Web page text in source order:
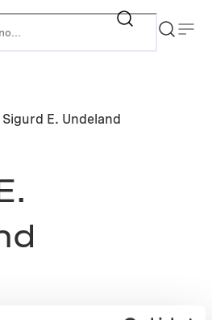
Sigurd E. Undeland